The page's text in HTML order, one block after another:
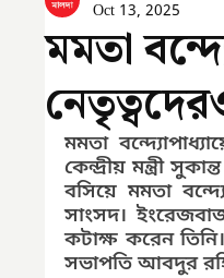
মমতা
Oct 13, 2025
মমতা
কেন্দ্রীয় মন্ত্রী
বসিয়ে মমতা
সাংসদ।
কটাক্ষ করেন
সভাপতি আবদুর